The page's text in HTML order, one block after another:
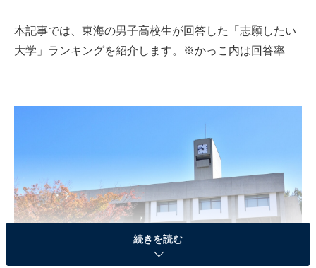
本記事では、東海の男子高校生が回答した「志願したい
大学」ランキングを紹介します。※かっこ内は回答率
続きを読む